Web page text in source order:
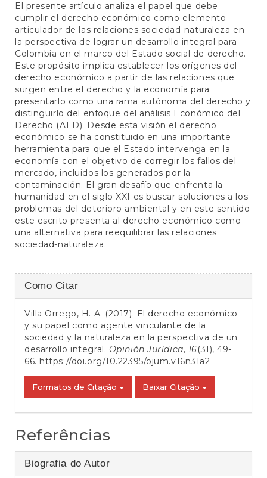
El presente artículo analiza el papel que debe
cumplir el derecho económico como elemento
articulador de las relaciones sociedad-naturaleza en
la perspectiva de lograr un desarrollo integral para
Colombia en el marco del Estado social de derecho.
Este propósito implica establecer los orígenes del
derecho económico a partir de las relaciones que
surgen entre el derecho y la economía para
presentarlo como una rama autónoma del derecho y
distinguirlo del enfoque del análisis Económico del
Derecho (AED). Desde esta visión el derecho
económico se ha constituido en una importante
herramienta para que el Estado intervenga en la
economía con el objetivo de corregir los fallos del
mercado, incluidos los generados por la
contaminación. El gran desafío que enfrenta la
humanidad en el siglo XXI es buscar soluciones a los
problemas del deterioro ambiental y en este sentido
este escrito presenta al derecho económico como
una alternativa para reequilibrar las relaciones
sociedad-naturaleza.
Detalhes
do
artigo
Como Citar
Villa Orrego, H. A. (2017). El derecho económico
y su papel como agente vinculante de la
sociedad y la naturaleza en la perspectiva de un
desarrollo integral. Opinión Jurídica, 16(31), 49-
66. https://doi.org/10.22395/ojum.v16n31a2
Formatos de Citação Baixar Citação
Referências
Biografia do Autor